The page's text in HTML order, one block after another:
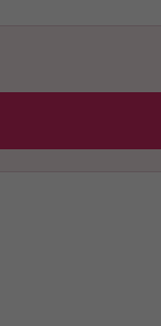
v novom okne